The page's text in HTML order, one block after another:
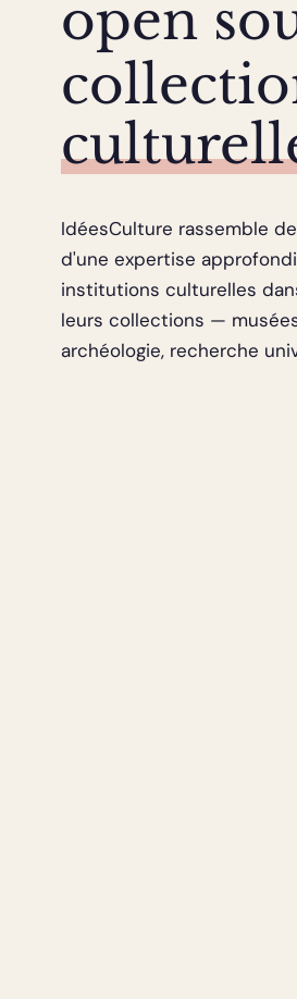
open
IdéesCulture rassemble
d'une expertise
institutions culturelles
leurs collections —
archéologie, recherche